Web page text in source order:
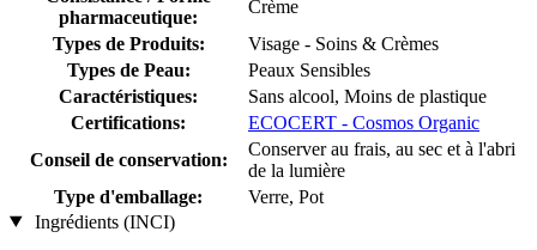
pharmaceutique:
Crème
Types de Produits:
Visage - Soins & Crèmes
Types de Peau:
Peaux Sensibles
Caractéristiques:
Sans alcool, Moins de plastique
Certifications:
ECOCERT - Cosmos Organic
Conseil de conservation:
Conserver au frais, au sec et à l'abri
de la lumière
Type d'emballage:
Verre, Pot
Ingrédients (INCI)